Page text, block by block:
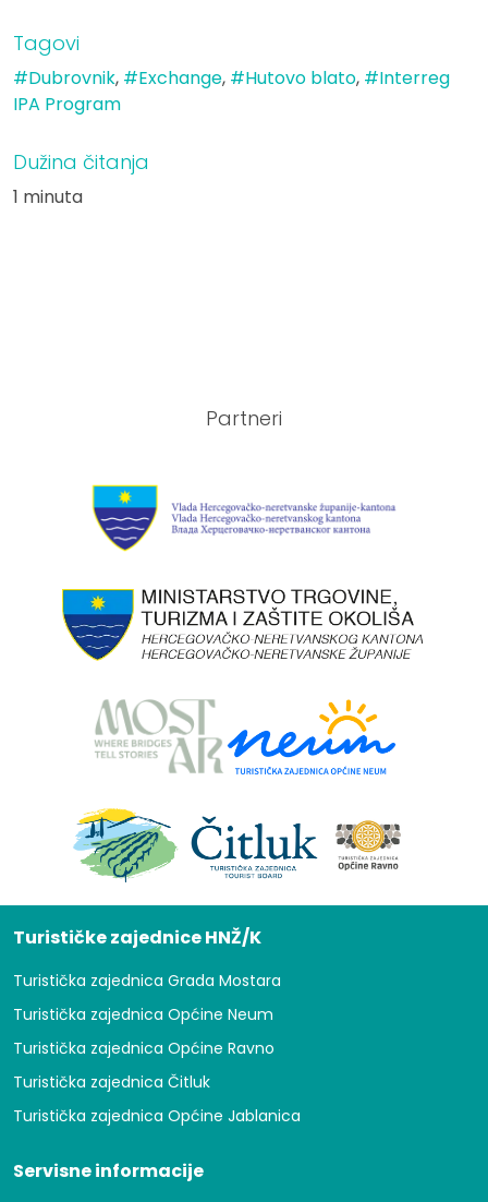
Tagovi
#Dubrovnik, #Exchange, #Hutovo blato, #Interreg
IPA Program
Dužina čitanja
1 minuta
Partneri
Turističke zajednice HNŽ/K
Turistička zajednica Grada Mostara
Turistička zajednica Općine Neum
Turistička zajednica Općine Ravno
Turistička zajednica Čitluk
Turistička zajednica Općine Jablanica
Servisne informacije